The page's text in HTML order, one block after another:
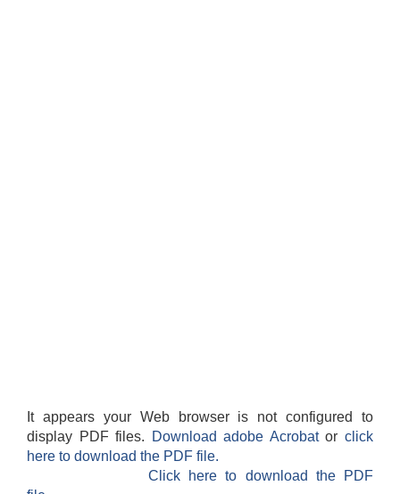
It appears your Web browser is not configured to
display PDF files.
Download adobe Acrobatorclick
here to download the PDF file.
Click here to download the PDF